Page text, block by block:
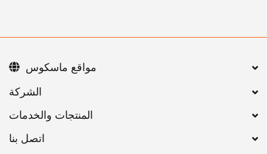
اتصل بنا
مواقع ماسكوس